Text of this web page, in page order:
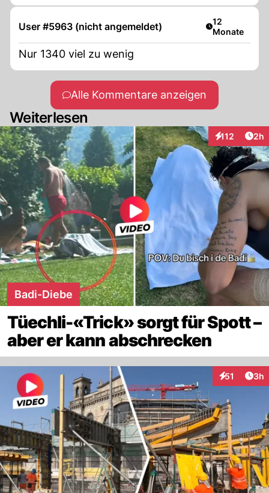
User #5963 (nicht angemeldet) Artikel
12
Monate
Nur 1340 viel zu wenig
Alle Kommentare anzeigen
Weiterlesen
112
Interaktionen
2h
Badi-Diebe
Tüechli-«Trick» sorgt für Spott –
aber er kann abschrecken
51
Interaktionen
3h